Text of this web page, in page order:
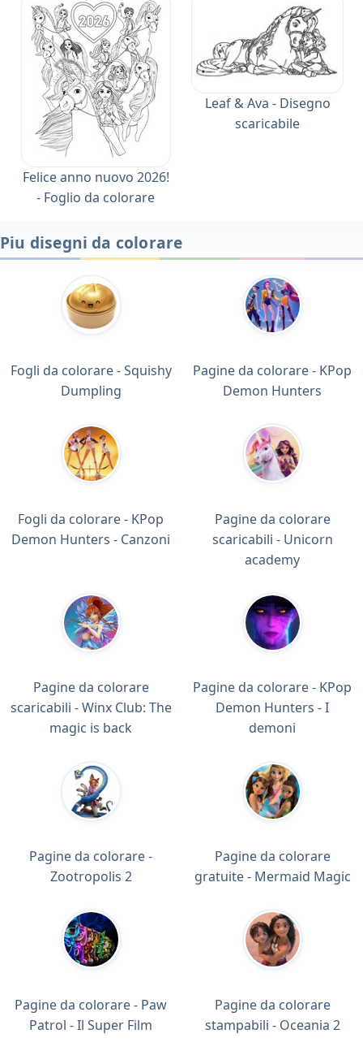
Felice anno nuovo 2026!
- Foglio da colorare
Leaf & Ava - Disegno
scaricabile
Piu disegni da colorare
Fogli da colorare - Squishy
Dumpling
Pagine da colorare - KPop
Demon Hunters
Fogli da colorare - KPop
Demon Hunters - Canzoni
Pagine da colorare
scaricabili - Unicorn
academy
Pagine da colorare
scaricabili - Winx Club: The
magic is back
Pagine da colorare - KPop
Demon Hunters - I
demoni
Pagine da colorare -
Zootropolis 2
Pagine da colorare
gratuite - Mermaid Magic
Pagine da colorare - Paw
Patrol - Il Super Film
Pagine da colorare
stampabili - Oceania 2